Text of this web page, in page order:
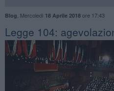
Blog Mercoledì 18 Aprile 2018ore 17:43
Legge 104: